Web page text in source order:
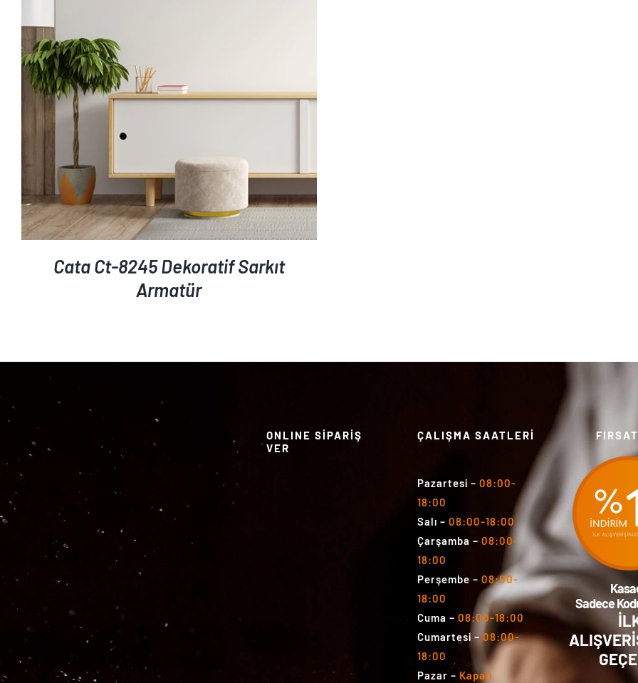
Cata Ct-8245 Dekoratif Sarkıt
Armatür
ONLINE SİPARİŞ
VER
ÇALIŞMA SAATLERİ
Pazartesi –08:00-
18:00
Salı –08:00-18:00
Çarşamba –08:00-
18:00
Perşembe –08:00-
18:00
Cuma –08:00-18:00
Cumartesi –08:00-
18:00
Pazar – Kapalı
Sadece